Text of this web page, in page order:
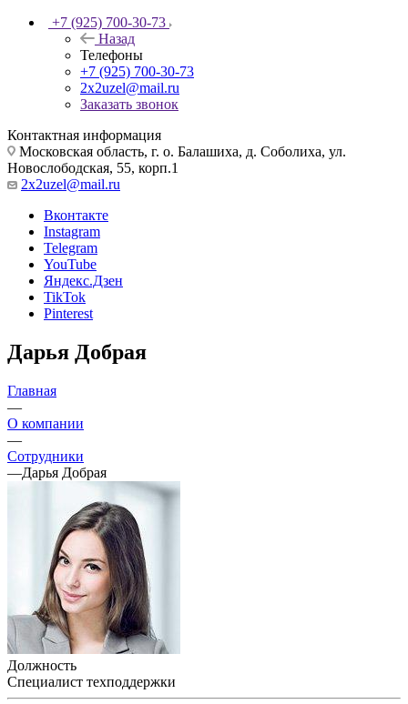
+7 (925) 700-30-73
Назад
Телефоны
+7 (925) 700-30-73
2x2uzel@mail.ru
Заказать звонок
Контактная информация
Московская область, г. о. Балашиха, д. Соболиха, ул.
Новослободская, 55, корп.1
2x2uzel@mail.ru
Вконтакте
Instagram
Telegram
YouTube
Яндекс.Дзен
TikTok
Pinterest
Дарья Добрая
Главная
—
О компании
—
Сотрудники
—Дарья Добрая
Должность
Специалист техподдержки